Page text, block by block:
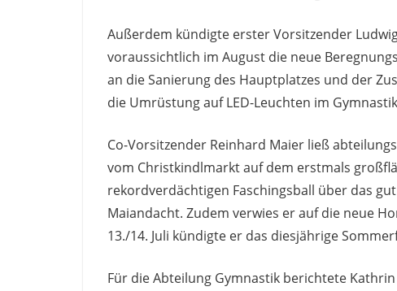
Außerdem kündigte erster Vorsitzender
voraussichtlich im August die neue
an die Sanierung des Hauptplatzes und der
die Umrüstung auf LED-Leuchten im
Co-Vorsitzender Reinhard Maier ließ
vom Christkindlmarkt auf dem erstmals
rekordverdächtigen Faschingsball über das
Maiandacht. Zudem verwies er auf die neue
13./14. Juli kündigte er das diesjährige
Für die Abteilung Gymnastik berichtete